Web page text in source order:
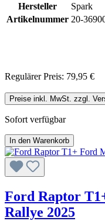
Hersteller
Spark
Artikelnummer 20-
Regulärer Preis: 79,95 €
Preise inkl. MwSt. zzgl.
Sofort verfügbar
In den Warenkorb
Ford Raptor
Rallye 2025